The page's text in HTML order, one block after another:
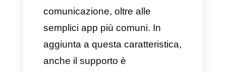
Comunicazione di tipo
omnicanale:Con Callbell potrai
interagire con tutti i tuoi clienti